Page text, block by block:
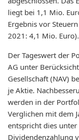
liegt bei 1,1 Mio.
Ergebnis vor
2021: 4,1 Mio. Euro).
Der Tageswert der
AG unter
Gesellschaft (NAV)
je Aktie.
werden in der
Verglichen mit dem
entspricht dies
Dividendenzahlung